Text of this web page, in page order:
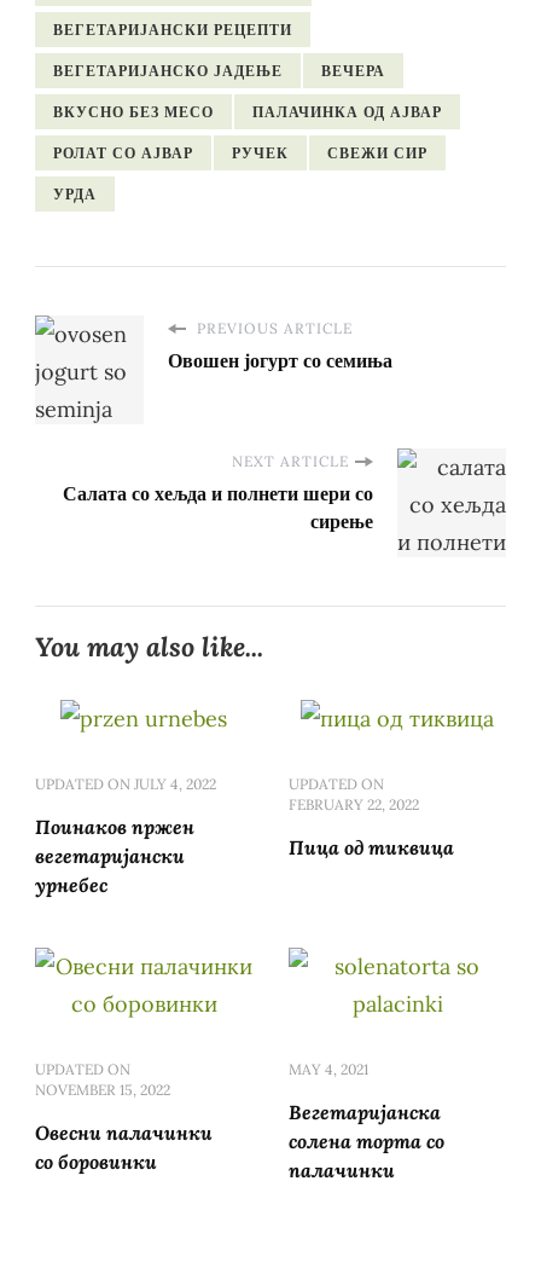
ВЕГЕТАРИЈАНСКИ РЕЦЕПТИ
ВЕГЕТАРИЈАНСКО ЈАДЕЊЕ ВЕЧЕРА
ВКУСНО БЕЗ МЕСО ПАЛАЧИНКА ОД АЈВАР
РОЛАТ СО АЈВАР РУЧЕК СВЕЖИ СИР
УРДА
PREVIOUS ARTICLE
Овошен јогурт со семиња
NEXT ARTICLE
Салата со хељда и полнети шери со
сирење
You may also like...
UPDATED ON JULY 4, 2022
Поинаков пржен
вегетаријански
урнебес
UPDATED ON
FEBRUARY 22, 2022
Пица од тиквица
UPDATED ON
NOVEMBER 15, 2022
Овесни палачинки
со боровинки
MAY 4, 2021
Вегетаријанска
солена торта со
палачинки